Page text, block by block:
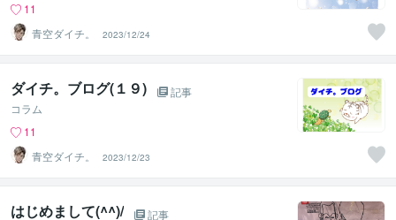
11
青空ダイチ。
2023/12/24
ダイチ。ブログ(１９)
記事
コラム
11
青空ダイチ。
2023/12/23
はじめまして(^^)/
記事